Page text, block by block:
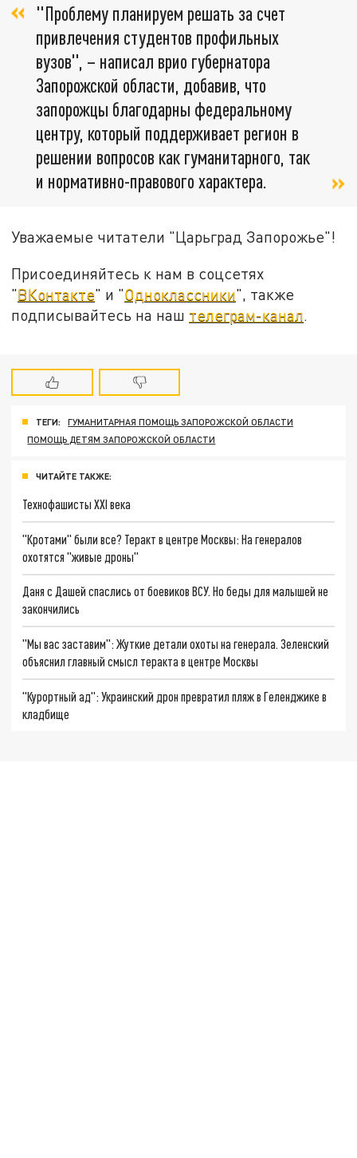
"Проблему планируем решать за счет
привлечения студентов профильных
вузов", – написал врио губернатора
Запорожской области, добавив, что
запорожцы благодарны федеральному
центру, который поддерживает регион в
решении вопросов как гуманитарного, так
и нормативно-правового характера.
Уважаемые читатели "Царьград Запорожье"!
Присоединяйтесь к нам в соцсетях
"ВКонтакте" и "Одноклассники", также
подписывайтесь на наш телеграм-канал.
ТЕГИ:
ГУМАНИТАРНАЯ ПОМОЩЬ ЗАПОРОЖСКОЙ ОБЛАСТИ
ПОМОЩЬ ДЕТЯМ ЗАПОРОЖСКОЙ ОБЛАСТИ
ЧИТАЙТЕ ТАКЖЕ:
Технофашисты XXI века
"Кротами" были все? Теракт в центре Москвы: На генералов
охотятся "живые дроны"
Даня с Дашей спаслись от боевиков ВСУ. Но беды для малышей не
закончились
"Мы вас заставим": Жуткие детали охоты на генерала. Зеленский
объяснил главный смысл теракта в центре Москвы
"Курортный ад": Украинский дрон превратил пляж в Геленджике в
кладбище